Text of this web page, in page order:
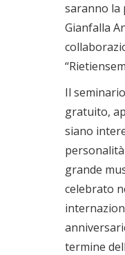
saranno la
Gianfalla
Il
gratuito,
siano
grande
celebrato
termine